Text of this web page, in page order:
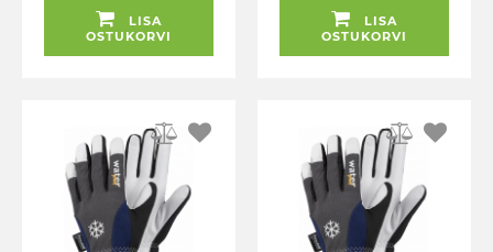
LISA
OSTUKORVI
TÖÖKINDAD TEGERA
LISA
OSTUKORVI